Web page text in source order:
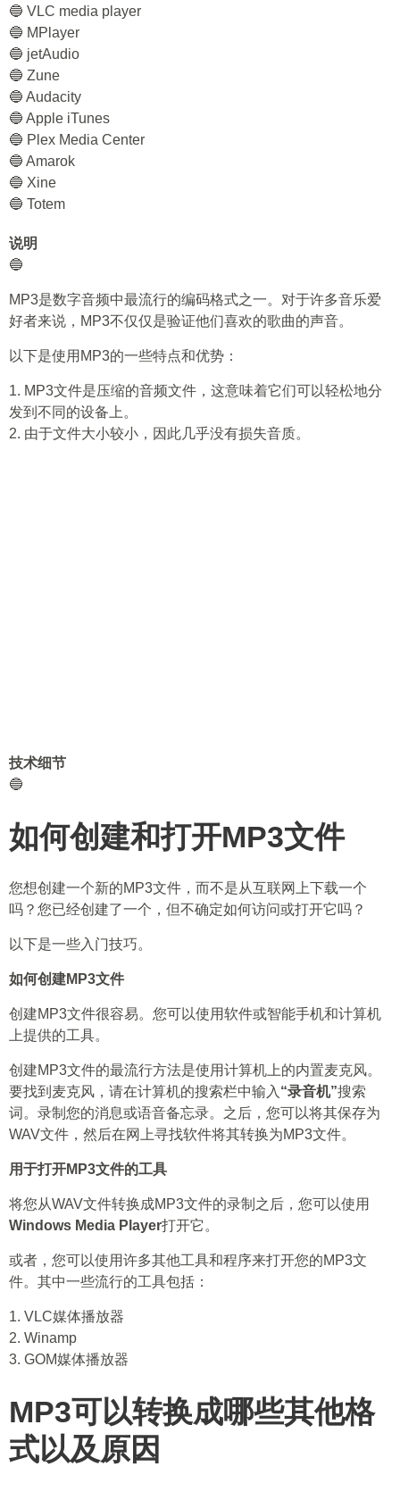
🔵 VLC media player
🔵 MPlayer
🔵 jetAudio
🔵 Zune
🔵 Audacity
🔵 Apple iTunes
🔵 Plex Media Center
🔵 Amarok
🔵 Xine
🔵 Totem
说明
🔵
MP3是数字音频中最流行的编码格式之一。对于许多音乐爱
好者来说，MP3不仅仅是验证他们喜欢的歌曲的声音。
以下是使用MP3的一些特点和优势：
1. MP3文件是压缩的音频文件，这意味着它们可以轻松地分
发到不同的设备上。
2. 由于文件大小较小，因此几乎没有损失音质。
技术细节
🔵
如何创建和打开MP3文件
您想创建一个新的MP3文件，而不是从互联网上下载一个
吗？您已经创建了一个，但不确定如何访问或打开它吗？
以下是一些入门技巧。
如何创建MP3文件
创建MP3文件很容易。您可以使用软件或智能手机和计算机
上提供的工具。
创建MP3文件的最流行方法是使用计算机上的内置麦克风。
要找到麦克风，请在计算机的搜索栏中输入 “录音机”搜索
词。录制您的消息或语音备忘录。之后，您可以将其保存为
WAV文件，然后在网上寻找软件将其转换为MP3文件。
用于打开MP3文件的工具
将您从WAV文件转换成MP3文件的录制之后，您可以使用
Windows Media Player打开它。
或者，您可以使用许多其他工具和程序来打开您的MP3文
件。其中一些流行的工具包括：
1. VLC媒体播放器
2. Winamp
3. GOM媒体播放器
MP3可以转换成哪些其他格
式以及原因